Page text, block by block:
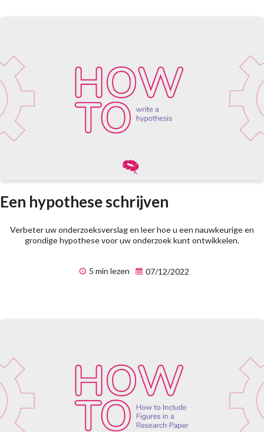
Een hypothese schrijven
Verbeter uw onderzoeksverslag en leer hoe u een nauwkeurige en
grondige hypothese voor uw onderzoek kunt ontwikkelen.
5 min lezen 07/12/2022